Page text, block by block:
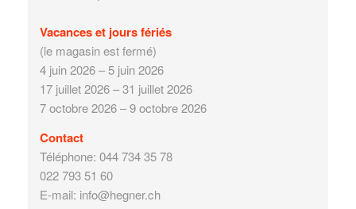
Vacances et jours fériés
(le magasin est fermé)
4 juin 2026 – 5 juin 2026
17 juillet 2026 – 31 juillet 2026
7 octobre 2026 – 9 octobre 2026
Contact
Téléphone: 044 734 35 78
022 793 51 60
E-mail: info@hegner.ch